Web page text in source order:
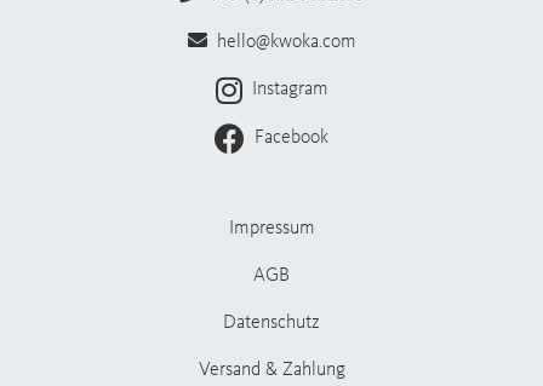
hello@kwoka.com
Instagram
Facebook
Impressum
AGB
Datenschutz
Versand & Zahlung